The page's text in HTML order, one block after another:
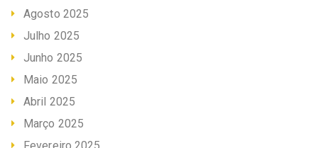
Agosto 2025
Julho 2025
Junho 2025
Maio 2025
Abril 2025
Março 2025